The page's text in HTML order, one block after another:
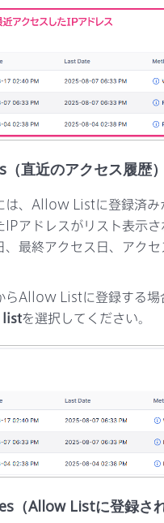
直近のアクセス履歴）
は、Allow Listに登録済み
アドレスがリスト表示
、最終アクセス日、アク
Allow Listに登録する場
listを選択してください。
Allow Listに登録され